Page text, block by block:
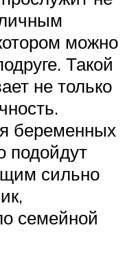
можно
Такой
не только
беременных
подойдут
сильно
семейной